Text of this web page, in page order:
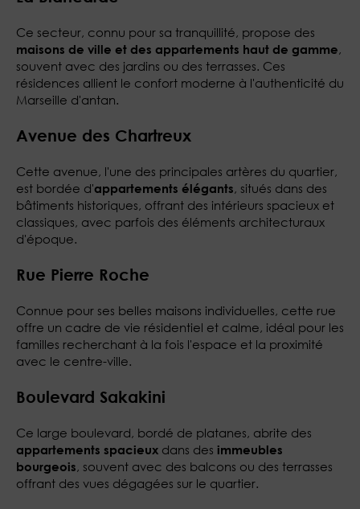
Ce secteur, connu pour sa tranquillité, propose des
maisons de ville et des appartements haut de gamme,
souvent avec des jardins ou des terrasses. Ces
résidences allient le confort moderne à l'authenticité du
Marseille d'antan.
Avenue des Chartreux
Cette avenue, l'une des principales artères du quartier,
est bordée d'appartements élégants, situés dans des
bâtiments historiques, offrant des intérieurs spacieux et
classiques, avec parfois des éléments architecturaux
d'époque.
Rue Pierre Roche
Connue pour ses belles maisons individuelles, cette rue
offre un cadre de vie résidentiel et calme, idéal pour les
familles recherchant à la fois l'espace et la proximité
avec le centre-ville.
Boulevard Sakakini
Ce large boulevard, bordé de platanes, abrite des
appartements spacieux dans des immeubles
bourgeois, souvent avec des balcons ou des terrasses
offrant des vues dégagées sur le quartier.